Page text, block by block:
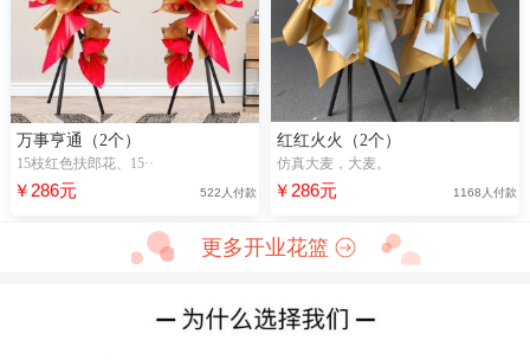
万事亨通（2个）
15枝红色扶郎花、15··
￥286元 522人付款
红红火火（2个）
仿真大麦，大麦。
￥286元 1168人付款
更多开业花篮